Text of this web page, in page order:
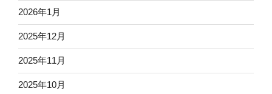
2026年1月
2025年12月
2025年11月
2025年10月